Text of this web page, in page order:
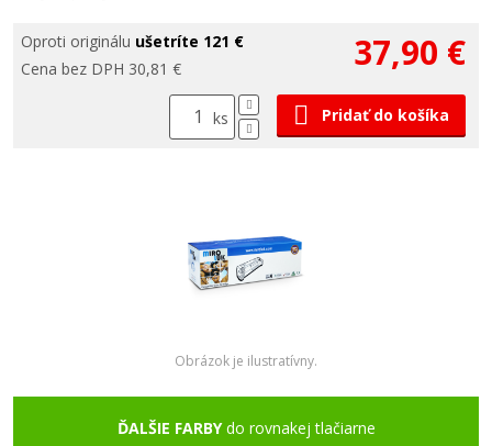
Oproti originálu ušetríte 121 €
Cena bez DPH 30,81 €
37,90 €
ks Pridať do košíka
Obrázok je ilustratívny.
ĎALŠIE FARBYdo rovnakej tlačiarne